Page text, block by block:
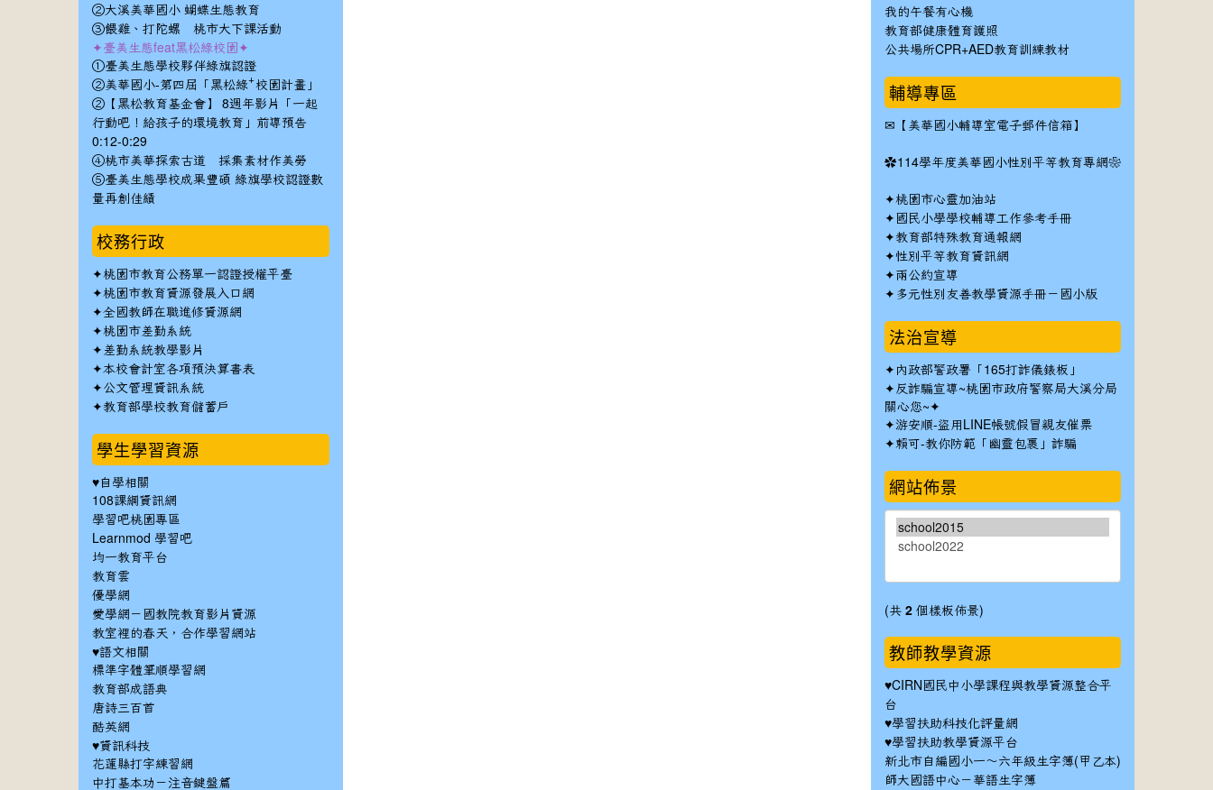
②大溪美華國小 蝴蝶生態教育
③餵雞、打陀螺 桃市大下課活動
✦臺美生態feat黑松綠校園✦
①臺美生態學校夥伴綠旗認證
②美華國小-第四屆「黑松綠⁺校園計畫」
②【黑松教育基金會】 8週年影片「一起
行動吧！給孩子的環境教育」前導預告
0:12-0:29
④桃市美華探索古道 採集素材作美勞
⑤臺美生態學校成果豐碩 綠旗學校認證數
量再創佳績
校務行政
✦桃園市教育公務單一認證授權平臺
✦桃園市教育資源發展入口網
✦全國教師在職進修資源網
✦桃園市差勤系統
✦ 差勤系統教學影片
✦本校會計室各項預決算書表
✦公文管理資訊系統
✦教育部學校教育儲蓄戶
學生學習資源
♥自學相關
108課綱資訊網
學習吧桃園專區
Learnmod 學習吧
均一教育平台
教育雲
優學網
愛學網－國教院教育影片資源
教室裡的春天，合作學習網站
♥語文相關
標準字體筆順學習網
教育部成語典
唐詩三百首
酷英網
♥資訊科技
花蓮縣打字練習網
中打基本功－注音鍵盤篇
我的午餐有心機
教育部健康體育護照
公共場所CPR+AED教育訓練教材
輔導專區
✉ 【美華國小輔導室電子郵件信箱】
✿114學年度美華國小性別平等教育專網❀
✦桃園市心靈加油站
✦ 國民小學學校輔導工作參考手冊
✦教育部特殊教育通報網
✦性別平等教育資訊網
✦兩公約宣導
✦ 多元性別友善教學資源手冊－國小版
法治宣導
✦ 內政部警政署「165打詐儀錶板」
✦反詐騙宣導~桃園市政府警察局大溪分局
關心您~✦
✦游安順-盜用LINE帳號假冒親友催票
✦賴可-教你防範「幽靈包裹」詐騙
網站佈景
(共 2個樣板佈景)
教師教學資源
♥CIRN國民中小學課程與教學資源整合平
台
♥學習扶助科技化評量網
♥學習扶助教學資源平台
新北市自編國小一～六年級生字簿(甲乙本)
師大國語中心－華語生字簿